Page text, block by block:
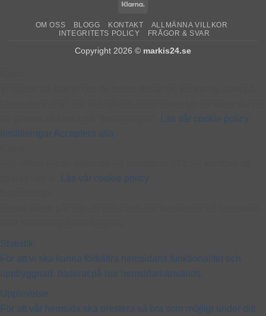
OM OSS BLOGG KONTAKT
ALLMÄNNA VILLKOR
INTEGRITETS POLICY
FRÅGOR & SVAR
Copyright 2026 © markis24.se
Läs vår cookie policy
Inställningar Acceptera alla
Läs vår cookie policy
Statistik
För att vi ska kunna förbättra hemsidans funktionalitet och
uppbyggnad, baserat på hur hemsidan används.
Upplevelse
För att vår hemsida ska prestera så bra som möjligt under ditt